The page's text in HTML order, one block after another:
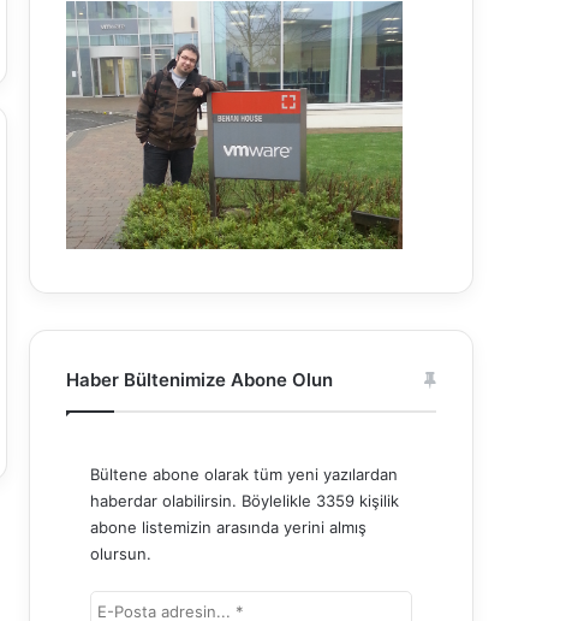
Haber Bültenimize Abone Olun
Bültene abone olarak tüm yeni yazılardan
haberdar olabilirsin. Böylelikle 3359 kişilik
abone listemizin arasında yerini almış
olursun.